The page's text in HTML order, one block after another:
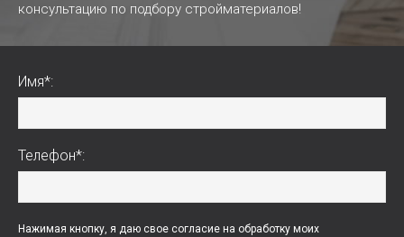
консультацию по подбору стройматериалов!
Имя*:
Телефон*:
Нажимая кнопку, я даю свое согласие на обработку моих